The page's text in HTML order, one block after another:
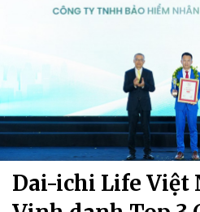
Dai-ichi Life Việt